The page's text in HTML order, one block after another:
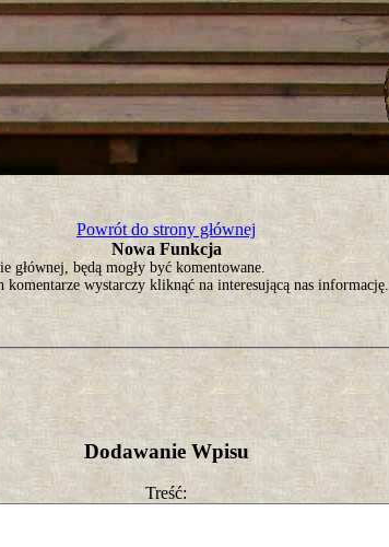
Powrót do strony głównej
Nowa Funkcja
głównej, będą mogły być komentowane.
wystarczy kliknąć na interesującą nas informację.
Dodawanie Wpisu
Treść: